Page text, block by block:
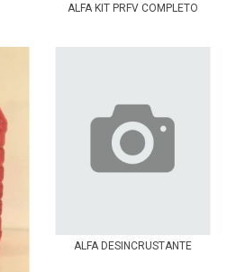
ALFA KIT PRFV COMPLETO
ALFA DESINCRUSTANTE